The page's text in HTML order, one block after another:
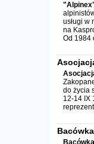
usługi w
na
Od 1984
do życia
12-14 IX
Bacówka
Bacówka